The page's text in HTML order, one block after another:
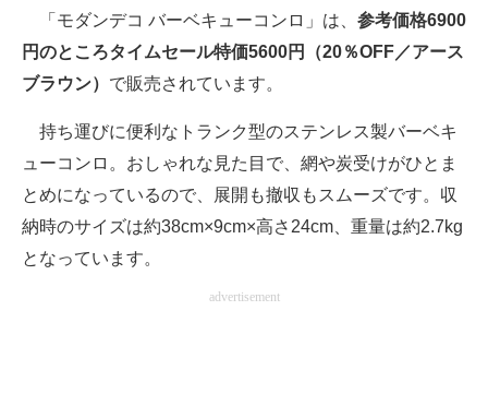
「モダンデコ バーベキューコンロ」は、 参考価格6900
円のところタイムセール特価5600円（20％OFF／アース
ブラウン） で販売されています。
持ち運びに便利なトランク型のステンレス製バーベキ
ューコンロ。おしゃれな見た目で、網や炭受けがひとま
とめになっているので、展開も撤収もスムーズです。収
納時のサイズは約38cm×9cm×高さ24cm、重量は約2.7kg
となっています。
advertisement